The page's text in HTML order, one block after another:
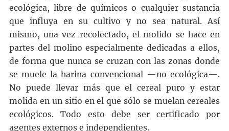
ecológica, libre de químicos o cualquier sustancia
que influya en su cultivo y no sea natural. Así
mismo, una vez recolectado, el molido se hace en
partes del molino especialmente dedicadas a ellos,
de forma que nunca se cruzan con las zonas donde
se muele la harina convencional —no ecológica—.
No puede llevar más que el cereal puro y estar
molida en un sitio en el que sólo se muelan cereales
ecológicos. Todo esto debe ser certificado por
agentes externos e independientes.